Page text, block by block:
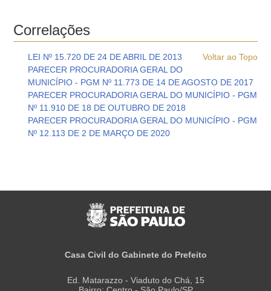
Correlações
Voltar ao Topo
LEI Nº 15.720 DE 24 DE ABRIL DE 2013
PARECER PROCURADORIA GERAL DO
MUNICÍPIO - PGM Nº 11.773 DE 14 DE AGOSTO DE 2017
PARECER PROCURADORIA GERAL DO MUNICÍPIO - PGM
Nº 11.910 DE 18 DE OUTUBRO DE 2018
PARECER PROCURADORIA GERAL DO MUNICÍPIO - PGM
Nº 12.113 DE 2 DE MARÇO DE 2020
Casa Civil do Gabinete do Prefeito
Ed. Matarazzo - Viaduto do Chá, 15